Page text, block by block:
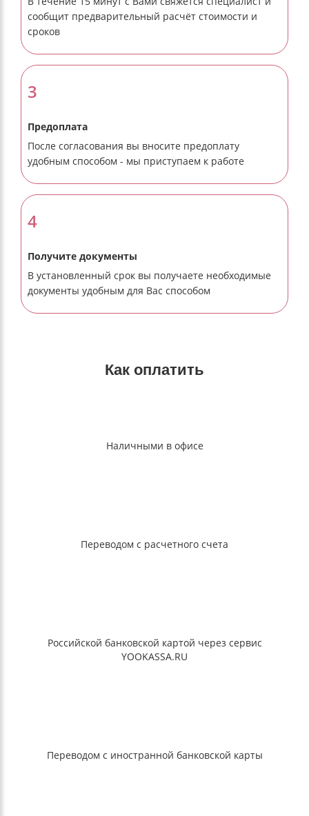
сообщит предварительный расчёт стоимости и
сроков
3
Предоплата
После согласования вы вносите предоплату
удобным способом - мы приступаем к работе
4
Получите документы
В установленный срок вы получаете необходимые
документы удобным для Вас способом
Как оплатить
Наличными в офисе
Переводом с расчетного счета
Российской банковской картой через сервис
YOOKASSA.RU
Переводом с иностранной банковской карты